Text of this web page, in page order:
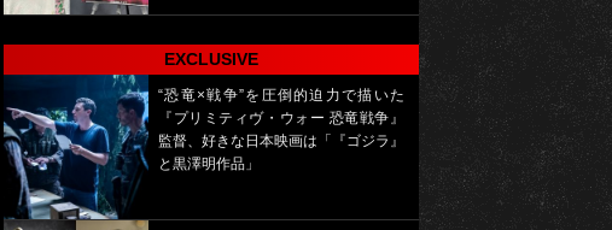
EXCLUSIVE
“恐竜×戦争”を圧倒的迫力で描いた
『プリミティヴ・ウォー 恐竜戦争』
監督、好きな日本映画は「『ゴジラ』
と黒澤明作品」